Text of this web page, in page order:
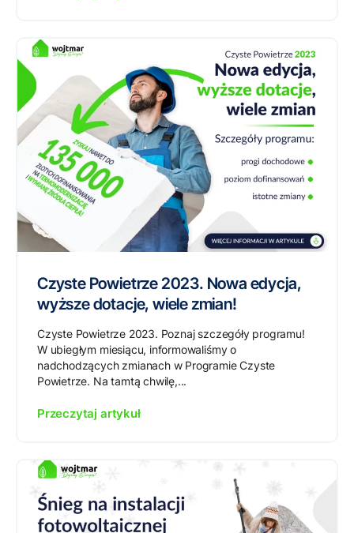
Czyste Powietrze 2023. Nowa edycja,
wyższe dotacje, wiele zmian!
Czyste Powietrze 2023. Poznaj szczegóły programu!
W ubiegłym miesiącu, informowaliśmy o
nadchodzących zmianach w Programie Czyste
Powietrze. Na tamtą chwilę,...
Przeczytaj artykuł